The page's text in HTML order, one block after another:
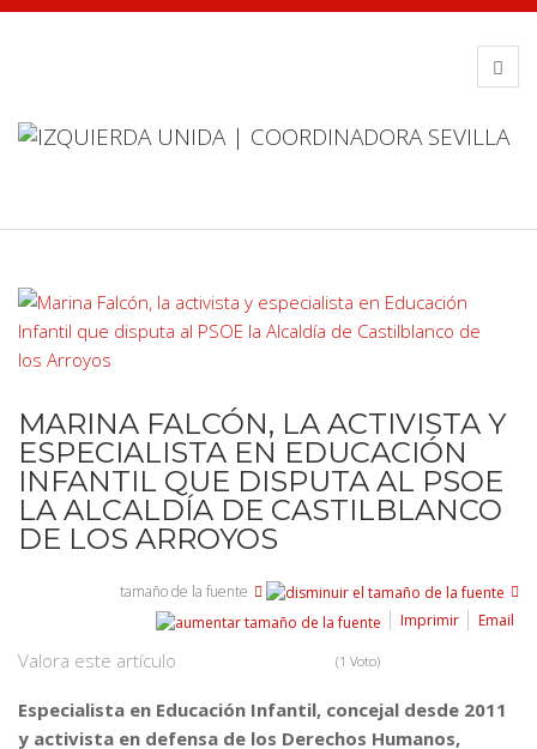
MARINA FALCÓN, LA ACTIVISTA Y
ESPECIALISTA EN EDUCACIÓN
INFANTIL QUE DISPUTA AL PSOE
LA ALCALDÍA DE CASTILBLANCO
DE LOS ARROYOS
tamaño de la fuente
Imprimir
Email
Valora este artículo (1 Voto)
Especialista en Educación Infantil, concejal desde 2011
y activista en defensa de los Derechos Humanos,